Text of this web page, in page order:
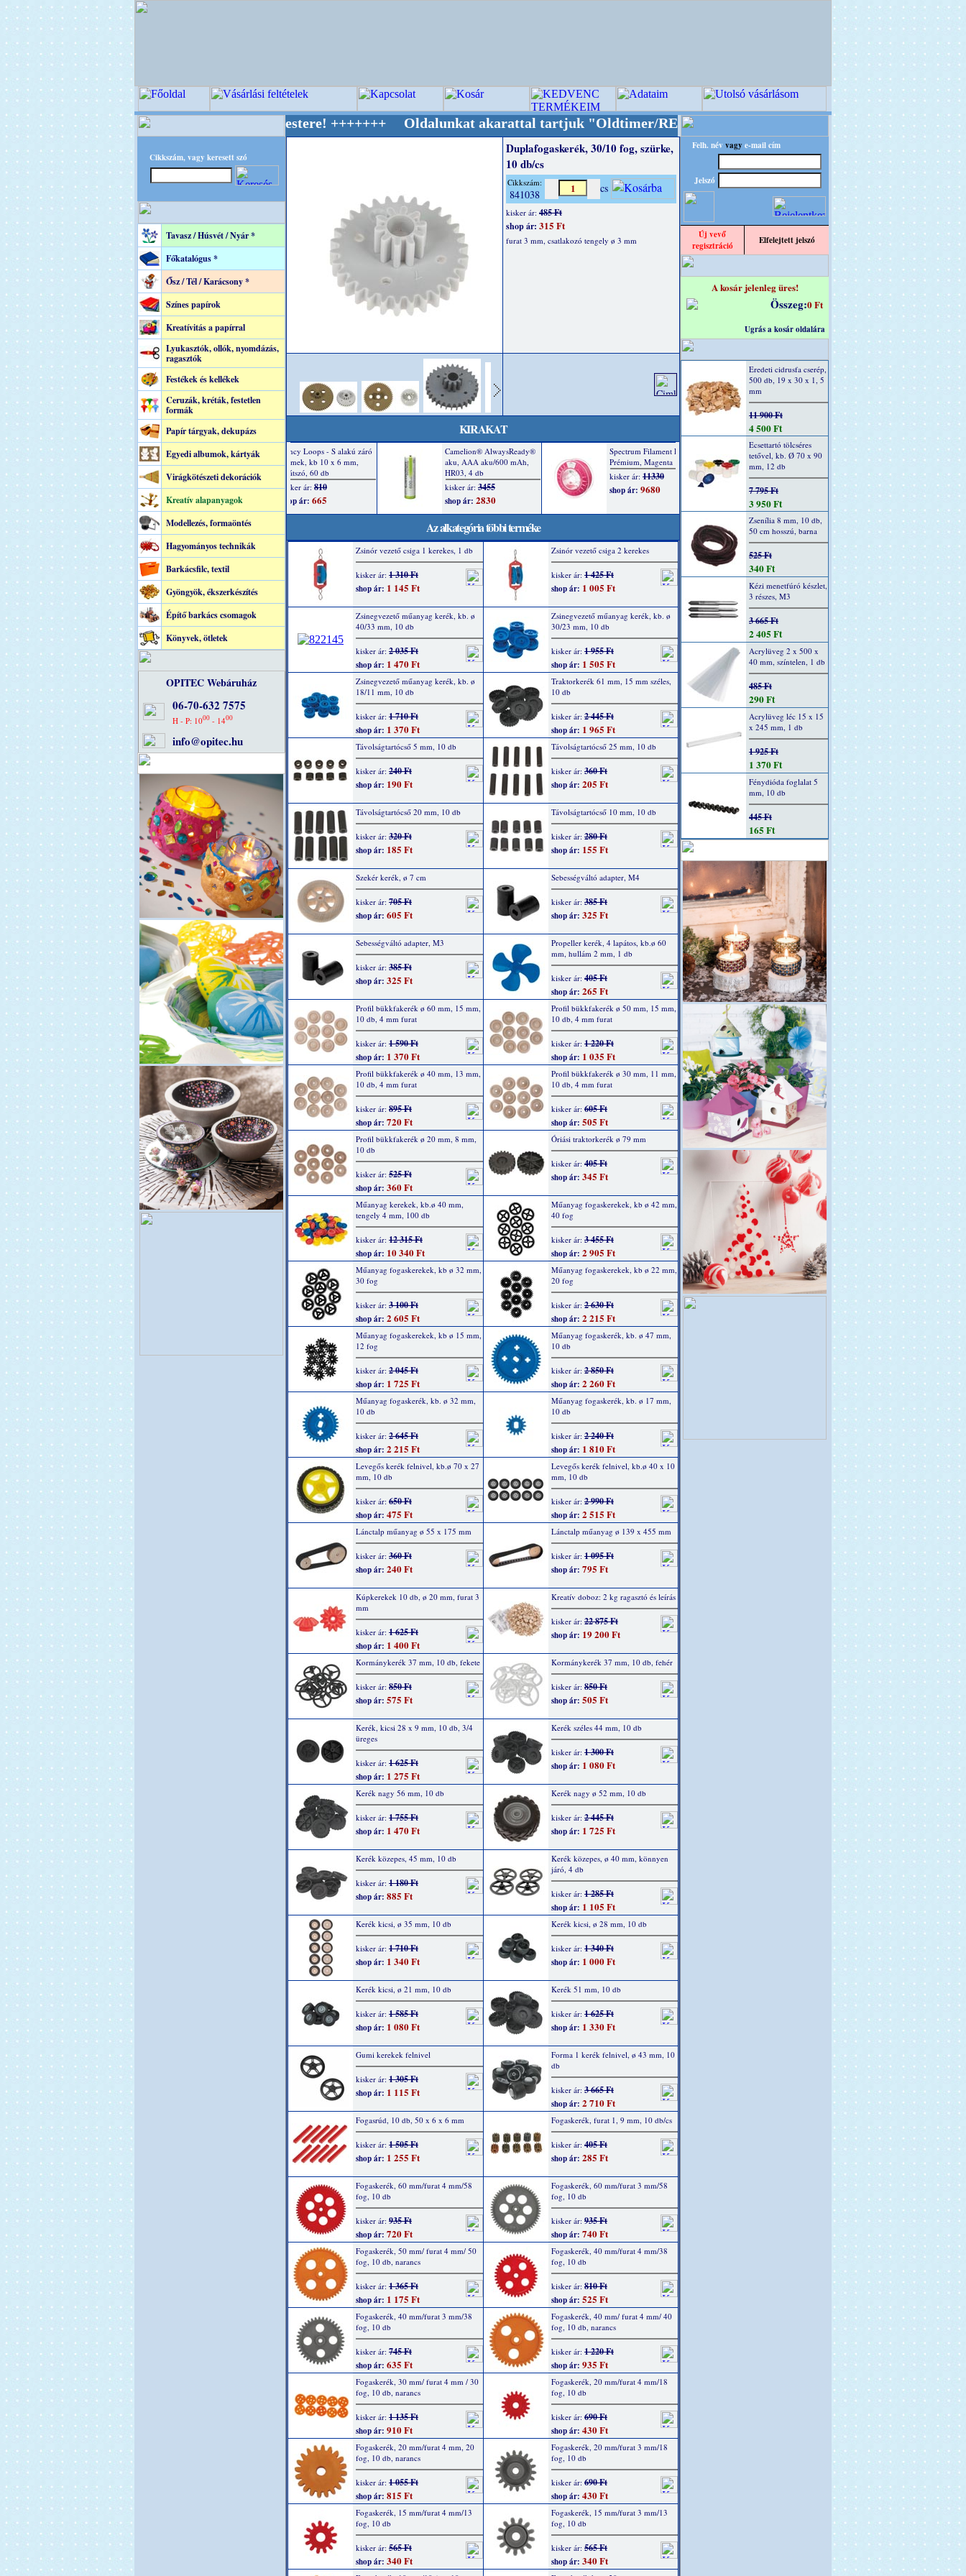
Cikkszám, vagy keresett szó
Tavasz / Húsvét / Nyár *
Főkatalógus *
Ősz / Tél / Karácsony *
Színes papírok
Kreatívitás a papírral
Lyukasztók, ollók, nyomdázás,
ragasztók
Festékek és kellékek
Ceruzák, kréták, festetlen
formák
Papír tárgyak, dekupázs
Egyedi albumok, kártyák
Virágkötészeti dekorációk
Kreatív alapanyagok
Modellezés, formaöntés
Hagyományos technikák
Barkácsfilc, textil
Gyöngyök, ékszerkészítés
Építő barkács csomagok
Könyvek, ötletek
OPITEC Webáruház
06-70-632 7575
H - P: 1000- 1400
info@opitec.hu
OPITEC - A Kreatív Világ Mestere! +++++++ Oldalunkat akarattal tartjuk "Oldtimer/RETRO" designba!
+++++++ OPITEC - A Kreatív
Duplafogaskerék, 30/10 fog, szürke,
10 db/cs
Cikkszám:
841038 cs
kisker ár: 485 Ft
shop ár: 315 Ft
furat 3 mm, csatlakozó tengely ø 3 mm
KIRAKAT
Az alkategória többi terméke
Zsinór vezető csiga 1 kerekes, 1 db
kisker ár: 1 310 Ft
shop ár: 1 145 Ft
Zsinór vezető csiga 2 kerekes
kisker ár: 1 425 Ft
shop ár: 1 005 Ft
Zsinegvezető műanyag kerék, kb. ø
40/33 mm, 10 db
kisker ár: 2 035 Ft
shop ár: 1 470 Ft
Zsinegvezető műanyag kerék, kb. ø
30/23 mm, 10 db
kisker ár: 1 955 Ft
shop ár: 1 505 Ft
Zsinegvezető műanyag kerék, kb. ø
18/11 mm, 10 db
kisker ár: 1 710 Ft
shop ár: 1 370 Ft
Traktorkerék 61 mm, 15 mm széles,
10 db
kisker ár: 2 445 Ft
shop ár: 1 965 Ft
Távolságtartócső 5 mm, 10 db
kisker ár: 240 Ft
shop ár: 190 Ft
Távolságtartócső 25 mm, 10 db
kisker ár: 360 Ft
shop ár: 205 Ft
Távolságtartócső 20 mm, 10 db
kisker ár: 320 Ft
shop ár: 185 Ft
Távolságtartócső 10 mm, 10 db
kisker ár: 280 Ft
shop ár: 155 Ft
Szekér kerék, ø 7 cm
kisker ár: 705 Ft
shop ár: 605 Ft
Sebességváltó adapter, M4
kisker ár: 385 Ft
shop ár: 325 Ft
Sebességváltó adapter, M3
kisker ár: 385 Ft
shop ár: 325 Ft
Propeller kerék, 4 lapátos, kb.ø 60
mm, hullám 2 mm, 1 db
kisker ár: 405 Ft
shop ár: 265 Ft
Profil bükkfakerék ø 60 mm, 15 mm,
10 db, 4 mm furat
kisker ár: 1 590 Ft
shop ár: 1 370 Ft
Profil bükkfakerék ø 50 mm, 15 mm,
10 db, 4 mm furat
kisker ár: 1 220 Ft
shop ár: 1 035 Ft
Profil bükkfakerék ø 40 mm, 13 mm,
10 db, 4 mm furat
kisker ár: 895 Ft
shop ár: 720 Ft
Profil bükkfakerék ø 30 mm, 11 mm,
10 db, 4 mm furat
kisker ár: 605 Ft
shop ár: 505 Ft
Profil bükkfakerék ø 20 mm, 8 mm,
10 db
kisker ár: 525 Ft
shop ár: 360 Ft
Óriási traktorkerék ø 79 mm
kisker ár: 405 Ft
shop ár: 345 Ft
Műanyag kerekek, kb.ø 40 mm,
tengely 4 mm, 100 db
kisker ár: 12 315 Ft
shop ár: 10 340 Ft
Műanyag fogaskerekek, kb ø 42 mm,
40 fog
kisker ár: 3 455 Ft
shop ár: 2 905 Ft
Műanyag fogaskerekek, kb ø 32 mm,
30 fog
kisker ár: 3 100 Ft
shop ár: 2 605 Ft
Műanyag fogaskerekek, kb ø 22 mm,
20 fog
kisker ár: 2 630 Ft
shop ár: 2 215 Ft
Műanyag fogaskerekek, kb ø 15 mm,
12 fog
kisker ár: 2 045 Ft
shop ár: 1 725 Ft
Műanyag fogaskerék, kb. ø 47 mm,
10 db
kisker ár: 2 850 Ft
shop ár: 2 260 Ft
Műanyag fogaskerék, kb. ø 32 mm,
10 db
kisker ár: 2 645 Ft
shop ár: 2 215 Ft
Műanyag fogaskerék, kb. ø 17 mm,
10 db
kisker ár: 2 240 Ft
shop ár: 1 810 Ft
Levegős kerék felnivel, kb.ø 70 x 27
mm, 10 db
kisker ár: 650 Ft
shop ár: 475 Ft
Levegős kerék felnivel, kb.ø 40 x 10
mm, 10 db
kisker ár: 2 990 Ft
shop ár: 2 515 Ft
Lánctalp műanyag ø 55 x 175 mm
kisker ár: 360 Ft
shop ár: 240 Ft
Lánctalp műanyag ø 139 x 455 mm
kisker ár: 1 095 Ft
shop ár: 795 Ft
Kúpkerekek 10 db, ø 20 mm, furat 3
mm
kisker ár: 1 625 Ft
shop ár: 1 400 Ft
Kreatív doboz: 2 kg ragasztó és leírás
kisker ár: 22 875 Ft
shop ár: 19 200 Ft
Kormánykerék 37 mm, 10 db, fekete
kisker ár: 850 Ft
shop ár: 575 Ft
Kormánykerék 37 mm, 10 db, fehér
kisker ár: 850 Ft
shop ár: 505 Ft
Kerék, kicsi 28 x 9 mm, 10 db, 3/4
üreges
kisker ár: 1 625 Ft
shop ár: 1 275 Ft
Kerék széles 44 mm, 10 db
kisker ár: 1 300 Ft
shop ár: 1 080 Ft
Kerék nagy 56 mm, 10 db
kisker ár: 1 755 Ft
shop ár: 1 470 Ft
Kerék nagy ø 52 mm, 10 db
kisker ár: 2 445 Ft
shop ár: 1 725 Ft
Kerék közepes, 45 mm, 10 db
kisker ár: 1 180 Ft
shop ár: 885 Ft
Kerék közepes, ø 40 mm, könnyen
járó, 4 db
kisker ár: 1 285 Ft
shop ár: 1 105 Ft
Kerék kicsi, ø 35 mm, 10 db
kisker ár: 1 710 Ft
shop ár: 1 340 Ft
Kerék kicsi, ø 28 mm, 10 db
kisker ár: 1 340 Ft
shop ár: 1 000 Ft
Kerék kicsi, ø 21 mm, 10 db
kisker ár: 1 585 Ft
shop ár: 1 080 Ft
Kerék 51 mm, 10 db
kisker ár: 1 625 Ft
shop ár: 1 330 Ft
Gumi kerekek felnivel
kisker ár: 1 305 Ft
shop ár: 1 115 Ft
Forma 1 kerék felnivel, ø 43 mm, 10
db
kisker ár: 3 665 Ft
shop ár: 2 710 Ft
Fogasrúd, 10 db, 50 x 6 x 6 mm
kisker ár: 1 505 Ft
shop ár: 1 255 Ft
Fogaskerék, furat 1, 9 mm, 10 db/cs
kisker ár: 405 Ft
shop ár: 285 Ft
Fogaskerék, 60 mm/furat 4 mm/58
fog, 10 db
kisker ár: 935 Ft
shop ár: 720 Ft
Fogaskerék, 60 mm/furat 3 mm/58
fog, 10 db
kisker ár: 935 Ft
shop ár: 740 Ft
Fogaskerék, 50 mm/ furat 4 mm/ 50
fog, 10 db, narancs
kisker ár: 1 365 Ft
shop ár: 1 175 Ft
Fogaskerék, 40 mm/furat 4 mm/38
fog, 10 db
kisker ár: 810 Ft
shop ár: 525 Ft
Fogaskerék, 40 mm/furat 3 mm/38
fog, 10 db
kisker ár: 745 Ft
shop ár: 635 Ft
Fogaskerék, 40 mm/ furat 4 mm/ 40
fog, 10 db, narancs
kisker ár: 1 220 Ft
shop ár: 935 Ft
Fogaskerék, 30 mm/ furat 4 mm / 30
fog, 10 db, narancs
kisker ár: 1 135 Ft
shop ár: 910 Ft
Fogaskerék, 20 mm/furat 4 mm/18
fog, 10 db
kisker ár: 690 Ft
shop ár: 430 Ft
Fogaskerék, 20 mm/furat 4 mm, 20
fog, 10 db, narancs
kisker ár: 1 055 Ft
shop ár: 815 Ft
Fogaskerék, 20 mm/furat 3 mm/18
fog, 10 db
kisker ár: 690 Ft
shop ár: 430 Ft
Fogaskerék, 15 mm/furat 4 mm/13
fog, 10 db
kisker ár: 565 Ft
shop ár: 340 Ft
Fogaskerék, 15 mm/furat 3 mm/13
fog, 10 db
kisker ár: 565 Ft
shop ár: 340 Ft
Felh. név vagy e-mail cím
Jelszó
Új vevő
regisztráció
Elfelejtett jelszó
A kosár jelenleg üres!
Összeg:0 Ft
Ugrás a kosár oldalára
Eredeti cidrusfa cserép,
500 db, 19 x 30 x 1, 5
mm
11 900 Ft
4 500 Ft
Ecsettartó tölcséres
tetővel, kb. Ø 70 x 90
mm, 12 db
7 795 Ft
3 950 Ft
Zsenília 8 mm, 10 db,
50 cm hosszú, barna
525 Ft
340 Ft
Kézi menetfúró készlet,
3 részes, M3
3 665 Ft
2 405 Ft
Acrylüveg 2 x 500 x
40 mm, színtelen, 1 db
485 Ft
290 Ft
Acrylüveg léc 15 x 15
x 245 mm, 1 db
1 925 Ft
1 370 Ft
Fénydióda foglalat 5
mm, 10 db
445 Ft
165 Ft